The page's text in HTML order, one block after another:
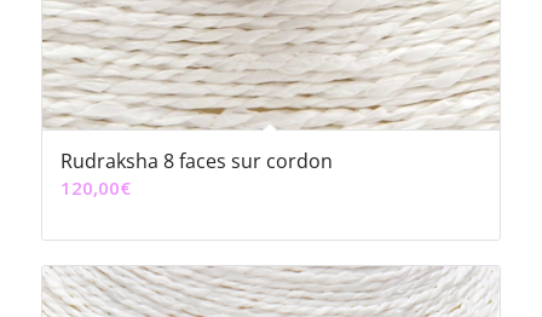
Rudraksha 8 faces sur cordon
120,00€